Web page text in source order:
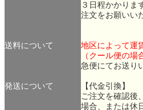
３日程かかりま
注文をお願いい
送料について
地区によって運
（クール便の場
急便にてお送り
発送について
【代金引換】
ご注文を確認後
場合、または休